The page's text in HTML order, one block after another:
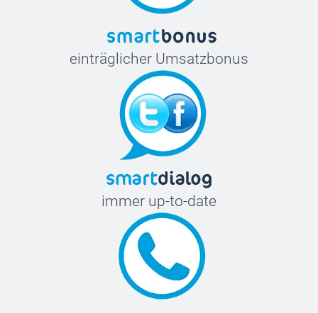
einträglicher Umsatzbonus
immer up-to-date